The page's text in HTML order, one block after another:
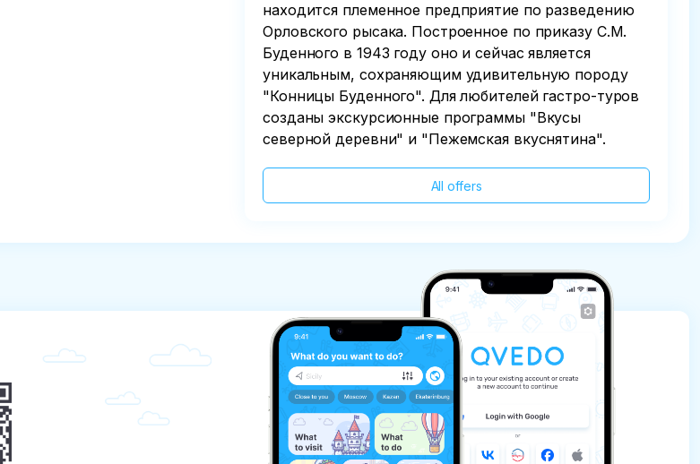
находится племенное предприятие по разведению
Орловского рысака. Построенное по приказу С.М.
Буденного в 1943 году оно и сейчас является
уникальным, сохраняющим удивительную породу
"Конницы Буденного". Для любителей гастро-туров
созданы экскурсионные программы "Вкусы
северной деревни" и "Пежемская вкуснятина".
All offers